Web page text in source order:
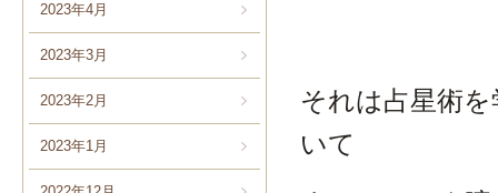
2023年4月
2023年3月
2023年2月
2023年1月
それは占星術
いて